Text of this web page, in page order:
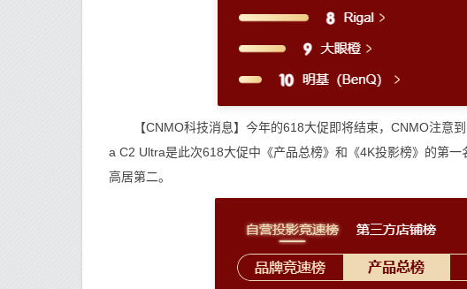
【CNMO科技消息】今年的618大促即将结束，CNMO注意到
a C2 Ultra是此次618大促中《产品总榜》和《4K投影榜》的第
高居第二。